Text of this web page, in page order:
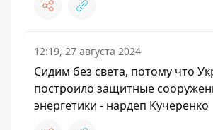
12:19, 27 августа 2024
Сидим без света, потому что
построило защитные
энергетики - нардеп Кучеренко